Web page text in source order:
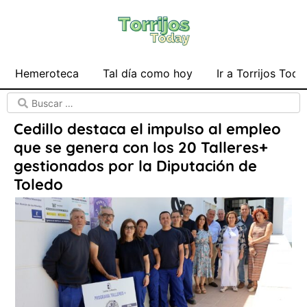
Hemeroteca Tal día como hoy Ir a Torrijos
Cedillo destaca el impulso al empleo
que se genera con los 20 Talleres+
gestionados por la Diputación de
Toledo